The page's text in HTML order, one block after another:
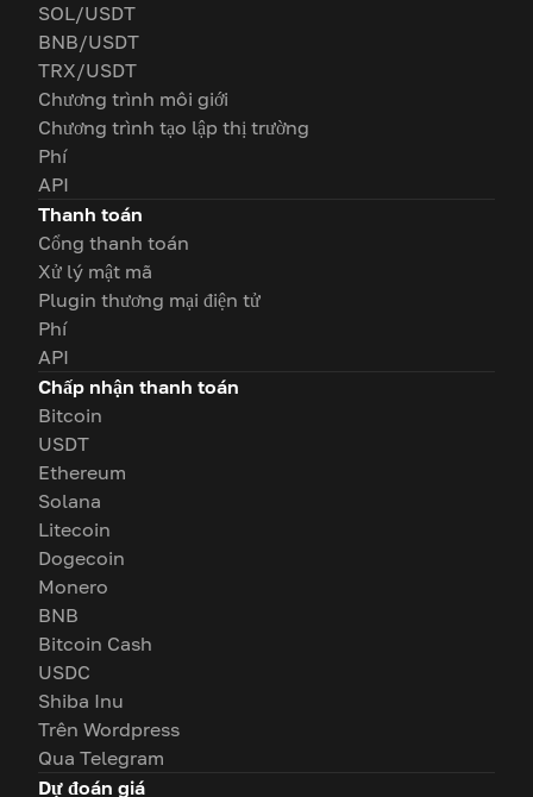
SOL/USDT
BNB/USDT
TRX/USDT
Chương trình môi giới
Chương trình tạo lập thị trường
Phí
API
Thanh toán
Cổng thanh toán
Xử lý mật mã
Plugin thương mại điện tử
Phí
API
Chấp nhận thanh toán
Bitcoin
USDT
Ethereum
Solana
Litecoin
Dogecoin
Monero
BNB
Bitcoin Cash
USDC
Shiba Inu
Trên Wordpress
Qua Telegram
Dự đoán giá